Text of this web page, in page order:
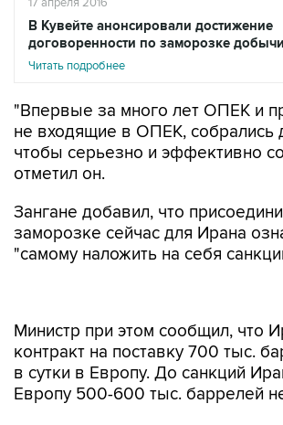
В Кувейте анонсировали достижение
договоренности по заморозке
Читать подробнее
"Впервые за много лет ОПЕК и
не входящие в ОПЕК, собрались
чтобы серьезно и эффективно
отметил он.
Зангане добавил, что
заморозке сейчас для Ирана
"самому наложить на себя
в сутки в Европу. До санкций
Европу 500-600 тыс. баррелей
Иран решил не посылать своего